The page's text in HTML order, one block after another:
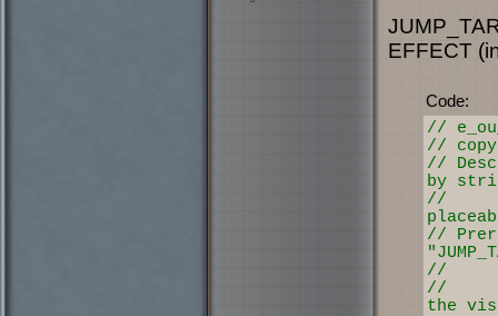
EFFECT
Code:
//
//
//
by
//
//
//
// If
the